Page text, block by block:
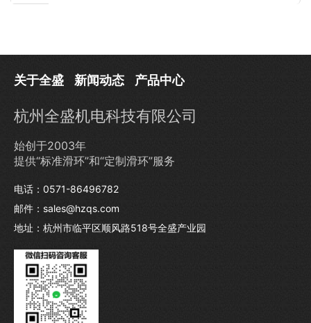
关于全盛 新闻动态 产品中心
杭州全盛机电科技有限公司
始创于2003年
提供“标准滑环”和“定制滑环”服务
电话：0571-86496782
邮件：sales@hzqs.com
地址：杭州市临平区顺风路518号全盛产业园